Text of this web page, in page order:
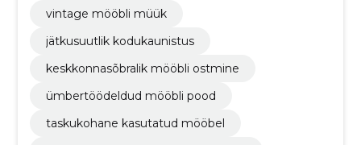
vintage mööbli müük
jätkusuutlik kodukaunistus
keskkonnasõbralik mööbli ostmine
ümbertöödeldud mööbli pood
taskukohane kasutatud mööbel